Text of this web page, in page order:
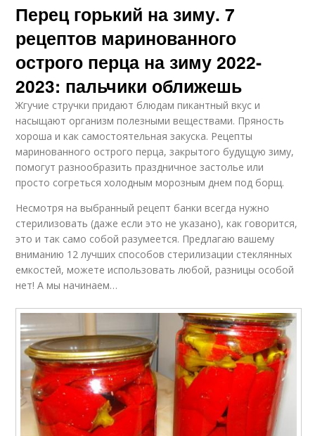
Перец горький на зиму. 7
рецептов маринованного
острого перца на зиму 2022-
2023: пальчики оближешь
Жгучие стручки придают блюдам пикантный вкус и
насыщают организм полезными веществами. Пряность
хороша и как самостоятельная закуска. Рецепты
маринованного острого перца, закрытого будущую зиму,
помогут разнообразить праздничное застолье или
просто согреться холодным морозным днем под борщ.
Несмотря на выбранный рецепт банки всегда нужно
стерилизовать (даже если это не указано), как говорится,
это и так само собой разумеется. Предлагаю вашему
вниманию 12 лучших способов стерилизации стеклянных
емкостей, можете использовать любой, разницы особой
нет! А мы начинаем…